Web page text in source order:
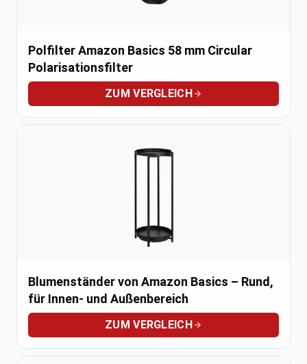
Polfilter Amazon Basics 58 mm Circular
Polarisationsfilter
ZUM VERGLEICH
Blumenständer von Amazon Basics – Rund,
für Innen- und Außenbereich
ZUM VERGLEICH